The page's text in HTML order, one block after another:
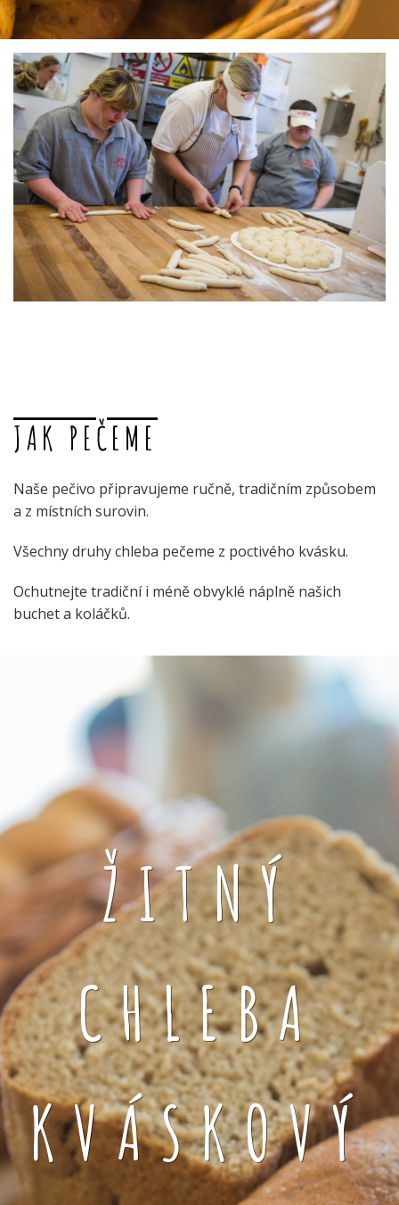
JAK PEČEME
Naše pečivo připravujeme ručně, tradičním způsobem
a z místních surovin.
Všechny druhy chleba pečeme z poctivého kvásku.
Ochutnejte tradiční i méně obvyklé náplně našich
buchet a koláčků.
ŽITNÝ
CHLEBA
KVÁSKOVÝ